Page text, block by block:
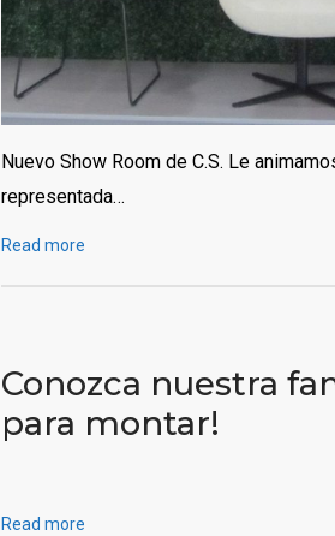
Nuevo Show Room de C.S. Le
representada…
Read more
Conozca nuestra
para montar!
Read more